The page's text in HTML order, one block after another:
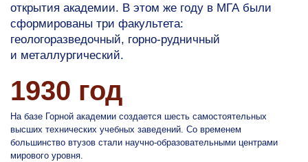
открытия академии. В этом же году в МГА были
сформированы три факультета:
геологоразведочный, горно-рудничный
и металлургический.
1930 год
На базе Горной академии создается шесть самостоятельных
высших технических учебных заведений. Со временем
большинство втузов стали научно-образовательными центрами
мирового уровня.